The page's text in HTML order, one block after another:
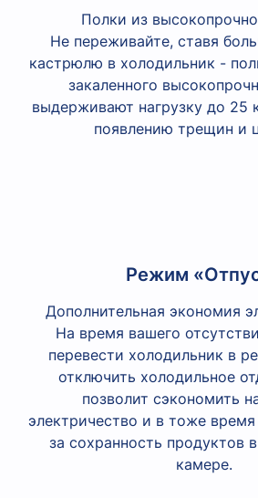
Полки из
Не переживайте, ставя
кастрюлю в холодильник -
закаленного
выдерживают нагрузку до 25
появлению трещин и
Режим
Дополнительная экономия
На время вашего
перевести холодильник в
отключить холодильное
позволит сэкономить
электричество и в тоже время
за сохранность продуктов
камере.